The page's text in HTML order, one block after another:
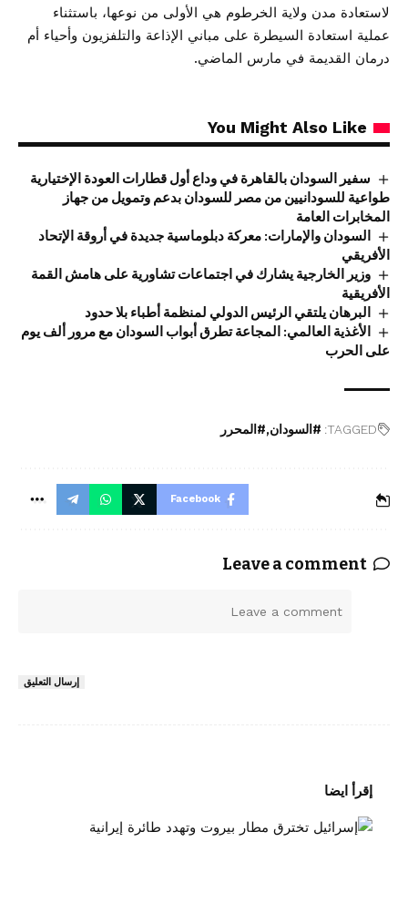
لاستعادة مدن ولاية الخرطوم هي الأولى من نوعها، باستثناء
عملية استعادة السيطرة على مباني الإذاعة والتلفزيون وأحياء أم
درمان القديمة في مارس الماضي.
You Might Also Like
سفير السودان بالقاهرة في وداع أول قطارات العودة الإختيارية
طواعية للسودانيين من مصر للسودان بدعم وتمويل من جهاز
المخابرات العامة
السودان والإمارات: معركة دبلوماسية جديدة في أروقة الإتحاد
الأفريقي
وزير الخارجية يشارك في اجتماعات تشاورية على هامش القمة
الأفريقية
البرهان يلتقي الرئيس الدولي لمنظمة أطباء بلا حدود
الأغذية العالمي: المجاعة تطرق أبواب السودان مع مرور ألف يوم
على الحرب
TAGGED: #السودان #المحرر
Facebook
Leave a comment
إرسال التعليق
إقرأ ايضا